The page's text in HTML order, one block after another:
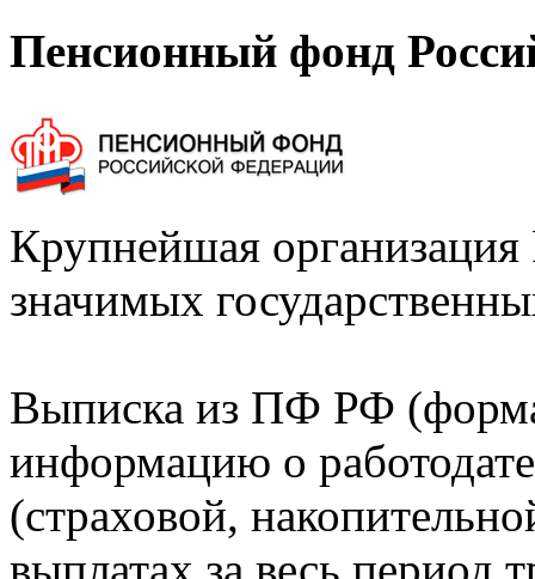
Пенсионный фонд
Крупнейшая
значимых
Выписка из ПФ РФ
информацию о
(страховой,
выплатах за весь период